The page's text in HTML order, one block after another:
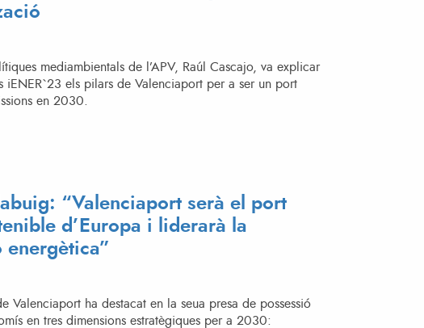
mediambientals de l’APV, Raúl Cascajo, va explicar
iENER`23 els pilars de Valenciaport per a ser un port
en 2030.
“Valenciaport serà el port
d’Europa i liderarà la
energètica”
Valenciaport ha destacat en la seua presa de possessió
en tres dimensions estratègiques per a 2030: